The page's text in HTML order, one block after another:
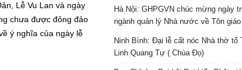
Lễ Vu Lan và ngày
chưa được đông đảo
ý nghĩa của ngày lễ
Hà Nội: GHPGVN chúc mừng ngày
ngành quản lý Nhà nước về Tôn giáo
Ninh Bình: Đại lễ cất nóc Nhà thờ tổ
Linh Quang Tự ( Chùa Đọ)